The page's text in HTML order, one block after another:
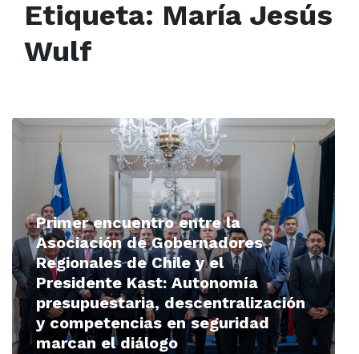
Etiqueta: María Jesús
Wulf
Primer encuentro entre la
Asociación de Gobernadores
Regionales de Chile y el
Presidente Kast: Autonomía
presupuestaria, descentralización
y competencias en seguridad
marcan el diálogo
Read